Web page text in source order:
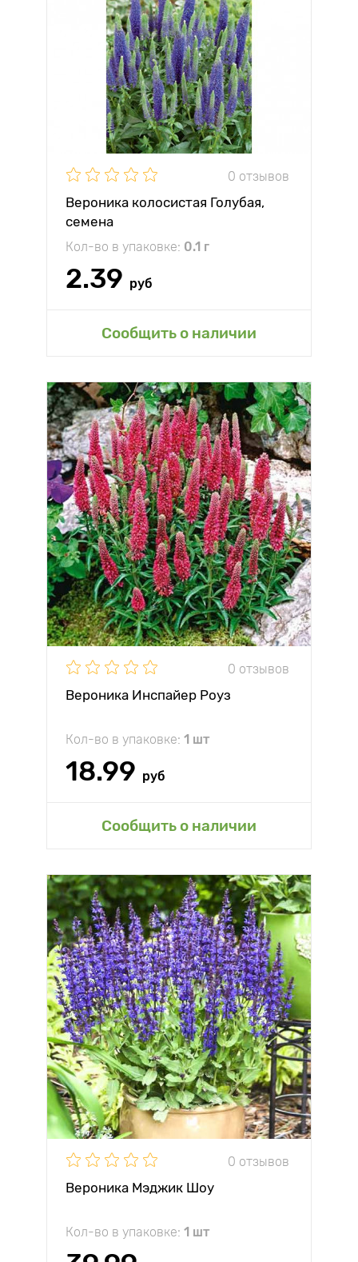
0 отзывов
Вероника колосистая Голубая,
семена
Кол-во в упаковке: 0.1 г
2.39 руб
Сообщить о наличии
0 отзывов
Вероника Инспайер Роуз
Кол-во в упаковке: 1 шт
18.99 руб
Сообщить о наличии
0 отзывов
Вероника Мэджик Шоу
Кол-во в упаковке: 1 шт